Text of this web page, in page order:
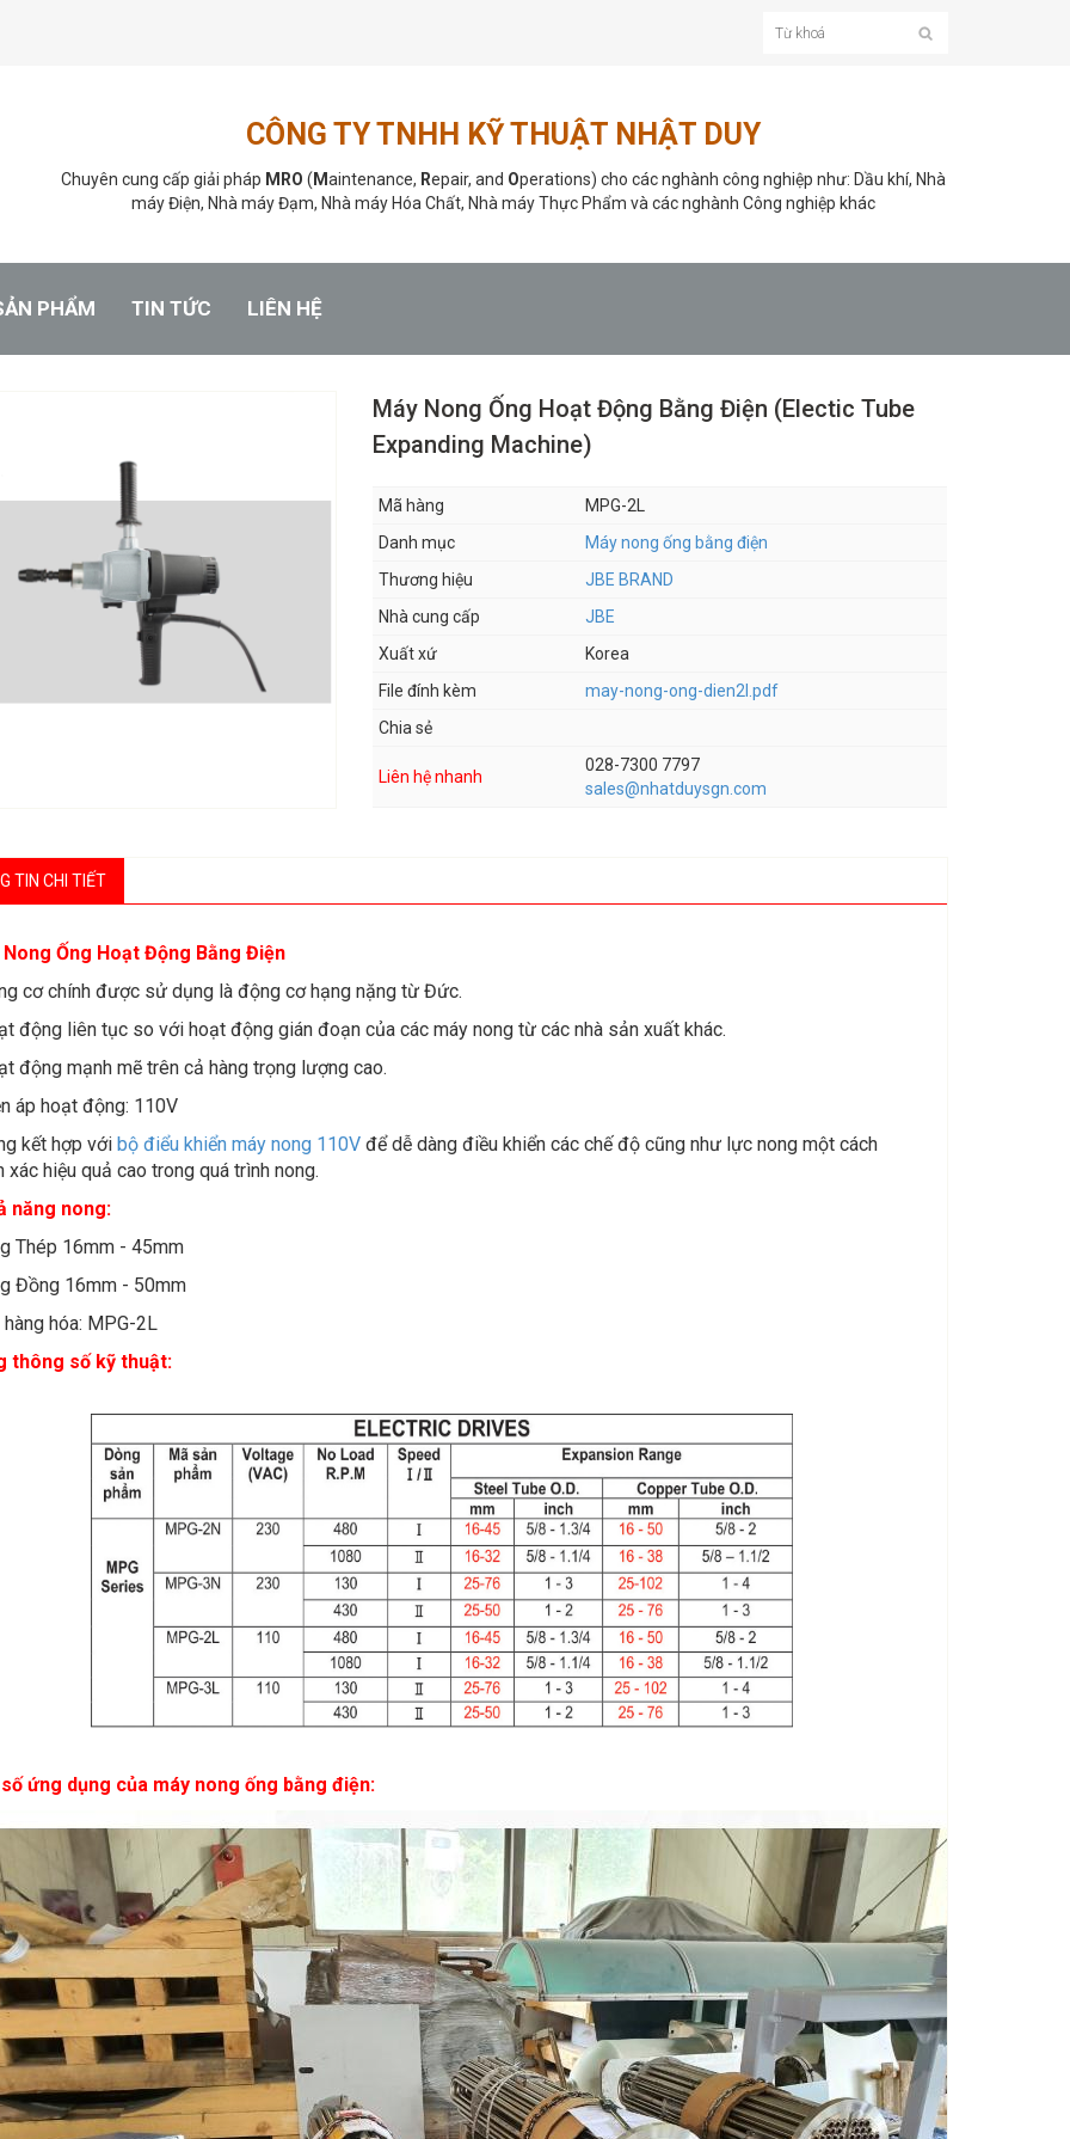
CÔNG TY TNHH KỸ THUẬT NHẬT DUY
Chuyên cung cấp giải pháp MRO ( Maintenance, Repair, and Operations) cho các nghành công nghiệp như: Dầu khí, Nhà
máy Điện, Nhà máy Đạm, Nhà máy Hóa Chất, Nhà máy Thực Phẩm và các nghành Công nghiệp khác
PHẨM TIN TỨC LIÊN HỆ
Máy Nong Ống Hoạt Động Bằng Điện (Electic Tube
Expanding Machine)
Mã hàng
MPG-2L
Danh mục
Máy nong ống bằng điện
Thương hiệu
JBE BRAND
Nhà cung cấp
JBE
Xuất xứ
Korea
File đính kèm
may-nong-ong-dien2l.pdf
Chia sẻ
Liên hệ nhanh
028-7300 7797
sales@nhatduysgn.com
TIN CHI TIẾT
Ống Hoạt Động Bằng Điện
cơ chính được sử dụng là động cơ hạng nặng từ Đức.
động liên tục so với hoạt động gián đoạn của các máy nong từ các nhà sản xuất khác.
động mạnh mẽ trên cả hàng trọng lượng cao.
áp hoạt động: 110V
kết hợp với bộ điểu khiển máy nong 110Vđể dễ dàng điều khiển các chế độ cũng như lực nong một cách
xác hiệu quả cao trong quá trình nong.
năng nong:
Thép 16mm - 45mm
Đồng 16mm - 50mm
hóa: MPG-2L
thông số kỹ thuật:
ứng dụng của máy nong ống bằng điện: